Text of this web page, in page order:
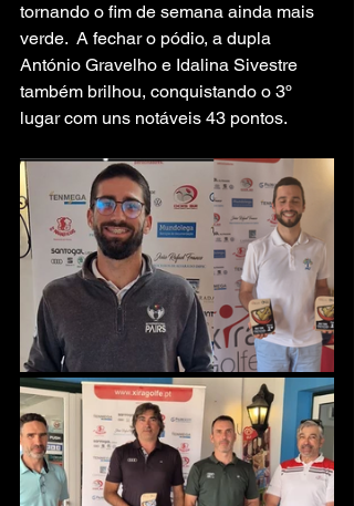
tornando o fim de semana ainda mais
verde.  A fechar o pódio, a dupla
António Gravelho e Idalina Sivestre
também brilhou, conquistando o 3º
lugar com uns notáveis 43 pontos.